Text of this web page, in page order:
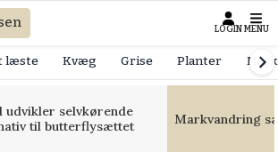
LOGIN MENU
læste Kvæg Grise Planter
udvikler selvkørende
til butterflysættet
Markvandring